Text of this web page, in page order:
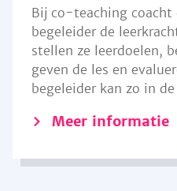
Bij co-teaching coacht
begeleider de
stellen ze leerdoelen,
geven de les en
begeleider kan zo in
Meer informatie